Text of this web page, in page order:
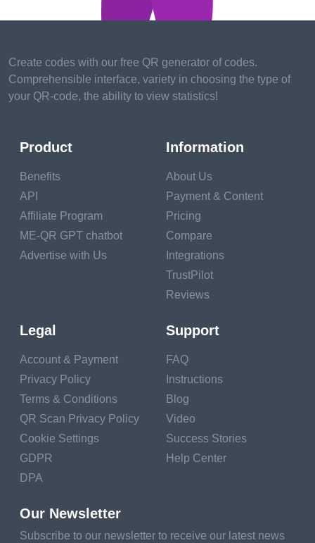
สร้าง
เลือกหมวดหมู่เนื้อหาและสร้าง!
สร้างรหัส QR
นำเสนอเกมของคุณ
เป็นเรื่องดีที่ผู้ใช้เลือก
เกมกระดานของคุณ
แต่จะดียิ่งขึ้นหากพวก
เล่นเพื่อจุดประสงค์นี้
Create codes with our free QR generator of codes.
Comprehensible interface, variety in choosing the type of
your QR-code, the ability to view statistics!
Product
Benefits
API
Affiliate Program
ME-QR GPT chatbot
Advertise with Us
Information
About Us
Payment & Content
Pricing
Compare
Integrations
TrustPilot
Reviews
Legal
Account & Payment
Privacy Policy
Terms & Conditions
QR Scan Privacy Policy
Cookie Settings
GDPR
DPA
Support
FAQ
Instructions
Blog
Video
Success Stories
Help Center
Our Newsletter
Subscribe to our newsletter to receive our latest news